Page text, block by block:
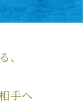
、
手へ